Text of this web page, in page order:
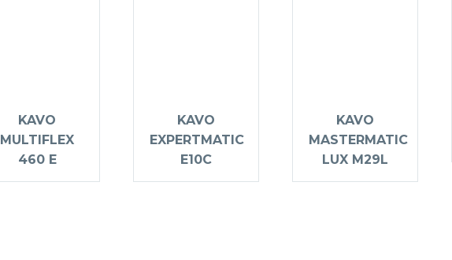
KAVO
MULTIFLEX
460 E
KAVO
EXPERTMATIC
E10C
KAVO
MASTERMATIC
LUX M29L